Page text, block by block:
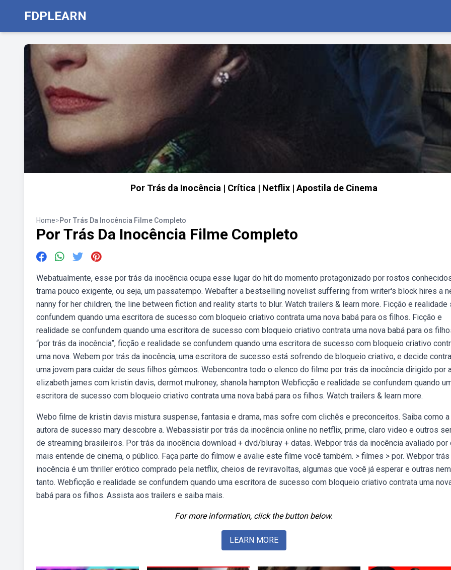
FDPLEARN
Por Trás da Inocência | Crítica | Netflix | Apostila de Cinema
Home>Por Trás Da Inocência Filme Completo
Por Trás Da Inocência Filme Completo
Webatualmente, esse por trás da inocência ocupa esse lugar do hit do momento protagonizado por rostos
trama pouco exigente, ou seja, um passatempo. Webafter a bestselling novelist suffering from writer's block hires a
nanny for her children, the line between fiction and reality starts to blur. Watch trailers & learn more. Ficção e realidade
confundem quando uma escritora de sucesso com bloqueio criativo contrata uma nova babá para os filhos. Ficção e
realidade se confundem quando uma escritora de sucesso com bloqueio criativo contrata uma nova babá para os
“por trás da inocência”, ficção e realidade se confundem quando uma escritora de sucesso com bloqueio criativo
uma nova. Webem por trás da inocência, uma escritora de sucesso está sofrendo de bloqueio criativo, e decide
uma jovem para cuidar de seus filhos gêmeos. Webencontra todo o elenco do filme por trás da inocência dirigido por
elizabeth james com kristin davis, dermot mulroney, shanola hampton Webficção e realidade se confundem quando
escritora de sucesso com bloqueio criativo contrata uma nova babá para os filhos. Watch trailers & learn more.
Webo filme de kristin davis mistura suspense, fantasia e drama, mas sofre com clichês e preconceitos. Saiba como a
autora de sucesso mary descobre a. Webassistir por trás da inocência online no netflix, prime, claro video e outros
de streaming brasileiros. Por trás da inocência download + dvd/bluray + datas. Webpor trás da inocência avaliado por
mais entende de cinema, o público. Faça parte do filmow e avalie este filme você também. > filmes > por. Webpor trás
inocência é um thriller erótico comprado pela netflix, cheios de reviravoltas, algumas que você já esperar e outras nem
tanto. Webficção e realidade se confundem quando uma escritora de sucesso com bloqueio criativo contrata uma
babá para os filhos. Assista aos trailers e saiba mais.
For more information, click the button below.
LEARN MORE